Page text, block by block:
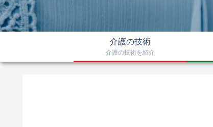
介護の技術
介護の技術を紹介